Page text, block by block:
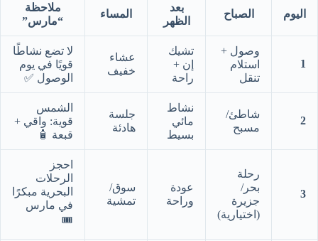
اليوم الصباح
بعد
الظهر
المساء
ملاحظة
“مارس”
1
وصول +
استلام
تنقل
تشيك
إن +
راحة
عشاء
خفيف
لا تضع نشاطًا
قويًا في يوم
الوصول ✅
2
شاطئ/
مسبح
نشاط
مائي
بسيط
جلسة
هادئة
الشمس
قوية: واقي +
قبعة 🧴
3
رحلة
بحر/
جزيرة
(اختيارية)
عودة
وراحة
سوق/
تمشية
احجز
الرحلات
البحرية مبكرًا
في مارس
🎟️